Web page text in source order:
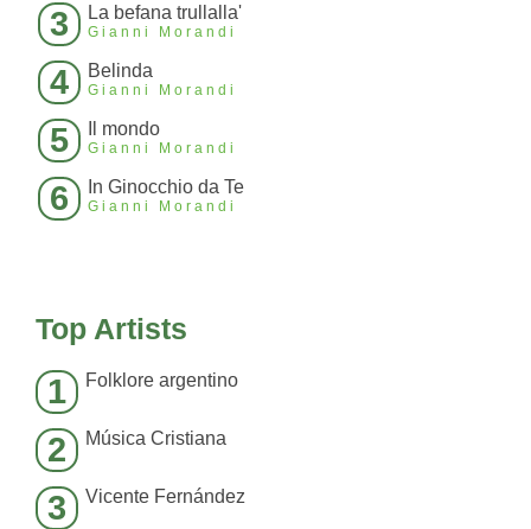
3 La befana trullalla'
Gianni Morandi
4 Belinda
Gianni Morandi
5 Il mondo
Gianni Morandi
6 In Ginocchio da Te
Gianni Morandi
Top Artists
1 Folklore argentino
2 Música Cristiana
3 Vicente Fernández